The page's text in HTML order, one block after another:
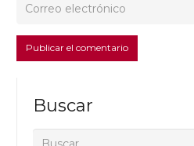
Publicar el comentario
Buscar
Buscar: